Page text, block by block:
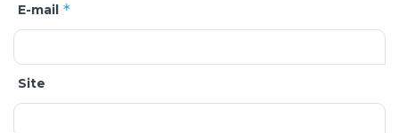
E-mail *
Site